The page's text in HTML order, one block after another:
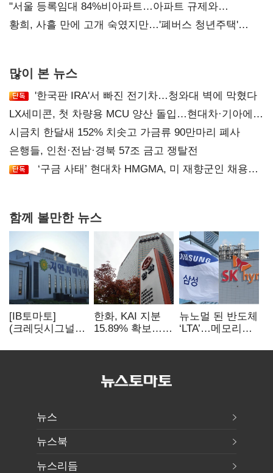
오차 당연"
"서울 등록임대 84%비아파트…아파트 규제와
달리해야"
황희, 사흘 만에 고개 숙였지만…'폐버스 청년주택'
많이 본 뉴스
'한국판 IRA'서 빠진 전기차…청와대 벽에 막혔다
LX세미콘, 첫 차량용 MCU 양산 돌입…현대차·기아에
공급
시금치 한달새 152% 치솟고 가금류 90만마리 폐사
은행들, 인천·전남·경북 57조 금고 쟁탈전
‘구금 사태’ 현대차 HMGMA, 미 재향군인 채용
함께 볼만한 뉴스
[IB토마토]
(크레딧시그널)
데이터센터 타고
한화, KAI 지분
15.89% 확보…
신청 예정
뉴노멀 된 반도체
‘LTA’…메모리
54조 선불 계약
뉴스
뉴스북
뉴스리듬